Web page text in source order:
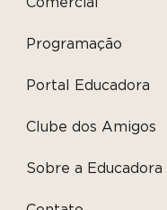
Programação
Portal Educadora
Clube dos Amigos
Sobre a Educadora